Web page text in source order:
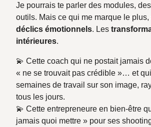
Je pourrais te parler des modules,
outils. Mais ce qui me marque le
déclics émotionnels. Les
intérieures.
💫 Cette coach qui ne postait jamais
« ne se trouvait pas crédible »… et
semaines de travail sur son image,
tous les jours.
💫 Cette entrepreneure en bien-être
jamais quoi mettre » pour ses